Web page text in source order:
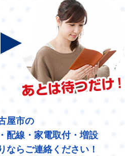
屋市の
配線・家電取付・増設
ならご連絡ください！